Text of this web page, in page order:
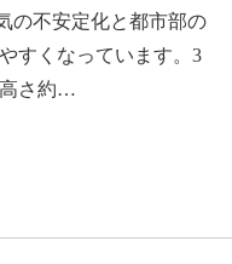
の不安定化と都市部の
すくなっています。3
高さ約…